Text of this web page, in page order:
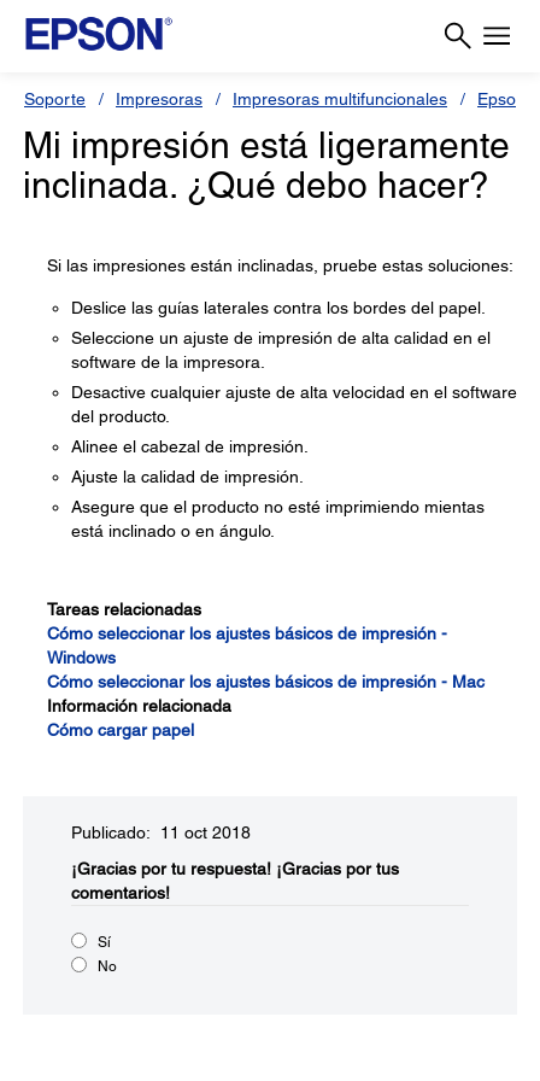
Soporte Impresoras Impresoras multifuncionales Epson
Mi impresión está ligeramente
inclinada. ¿Qué debo hacer?
Si las impresiones están inclinadas, pruebe estas soluciones:
Deslice las guías laterales contra los bordes del papel.
Seleccione un ajuste de impresión de alta calidad en el
software de la impresora.
Desactive cualquier ajuste de alta velocidad en el software
del producto.
Alinee el cabezal de impresión.
Ajuste la calidad de impresión.
Asegure que el producto no esté imprimiendo mientas
está inclinado o en ángulo.
Tareas relacionadas
Cómo seleccionar los ajustes básicos de impresión -
Windows
Cómo seleccionar los ajustes básicos de impresión - Mac
Información relacionada
Cómo cargar papel
Publicado: 11 oct 2018
¡Gracias por tu respuesta! ¡Gracias por tus
comentarios!
Sí
No